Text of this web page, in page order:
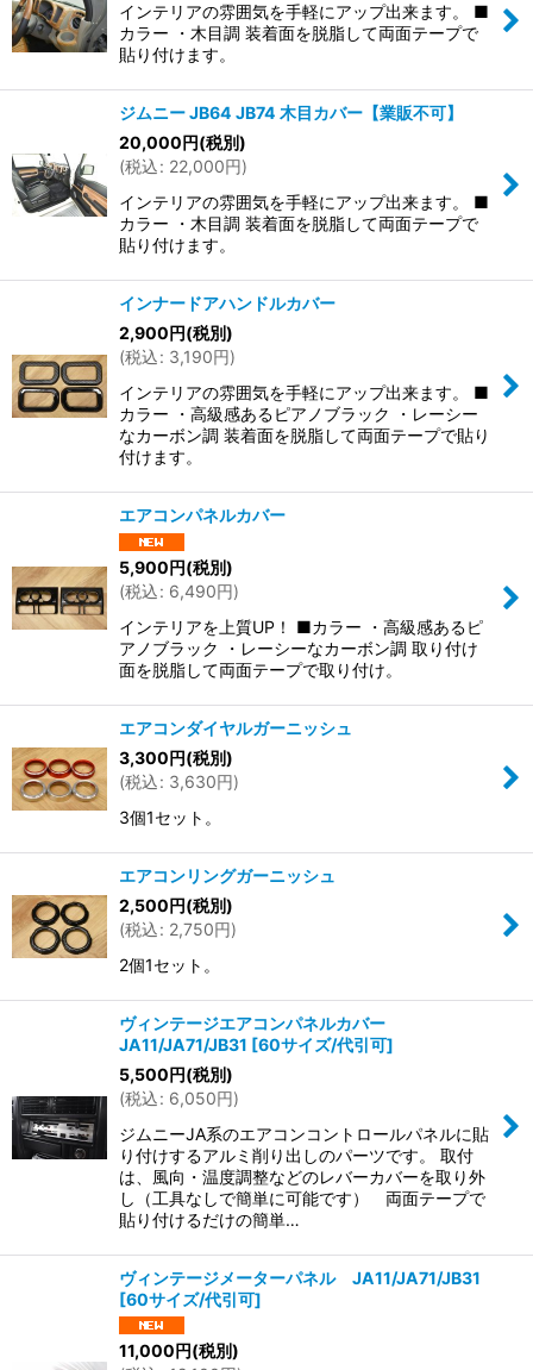
インテリアの雰囲気を手軽にアップ出来ます。 ■
カラー ・木目調 装着面を脱脂して両面テープで
貼り付けます。
ジムニー JB64 JB74 木目カバー【業販不可】
20,000円(税別)
(税込: 22,000円)
インテリアの雰囲気を手軽にアップ出来ます。 ■
カラー ・木目調 装着面を脱脂して両面テープで
貼り付けます。
インナードアハンドルカバー
2,900円(税別)
(税込: 3,190円)
インテリアの雰囲気を手軽にアップ出来ます。 ■
カラー ・高級感あるピアノブラック ・レーシー
なカーボン調 装着面を脱脂して両面テープで貼り
付けます。
エアコンパネルカバー
5,900円(税別)
(税込: 6,490円)
インテリアを上質UP！ ■カラー ・高級感あるピ
アノブラック ・レーシーなカーボン調 取り付け
面を脱脂して両面テープで取り付け。
エアコンダイヤルガーニッシュ
3,300円(税別)
(税込: 3,630円)
3個1セット。
エアコンリングガーニッシュ
2,500円(税別)
(税込: 2,750円)
2個1セット。
ヴィンテージエアコンパネルカバー
JA11/JA71/JB31 [60サイズ/代引可]
5,500円(税別)
(税込: 6,050円)
ジムニーJA系のエアコンコントロールパネルに貼
り付けするアルミ削り出しのパーツです。 取付
は、風向・温度調整などのレバーカバーを取り外
し（工具なしで簡単に可能です） 両面テープで
貼り付けるだけの簡単…
ヴィンテージメーターパネル JA11/JA71/JB31
[60サイズ/代引可]
11,000円(税別)